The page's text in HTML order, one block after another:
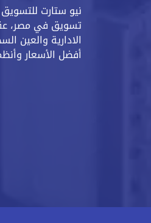
نيو ستارت
تسويق في مصر،
الادارية والعين
أفضل الأسعار